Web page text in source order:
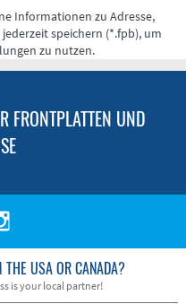
Informationen zu Adresse,
speichern (*.fpb), um
zu nutzen.
FRONTPLATTEN UND
THE USA OR CANADA?
is your local partner!